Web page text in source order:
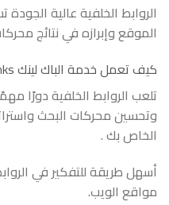
الروابط الخلفية عالية
الموقع وإبرازه في نتائج
كيف تعمل خدمة الباك لينك backlinks ؟
تلعب الروابط الخلفية دورًا
وتحسين محركات البحث
الخاص بك .
أسهل طريقة للتفكير في
مواقع الويب.